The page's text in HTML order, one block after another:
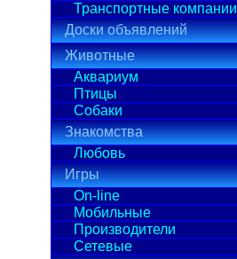
Транспортные компании
Доски объявлений
Животные
Аквариум
Птицы
Собаки
Знакомства
Любовь
Игры
On-line
Мобильные
Производители
Сетевые